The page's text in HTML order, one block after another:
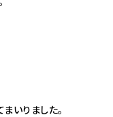
まいりました。